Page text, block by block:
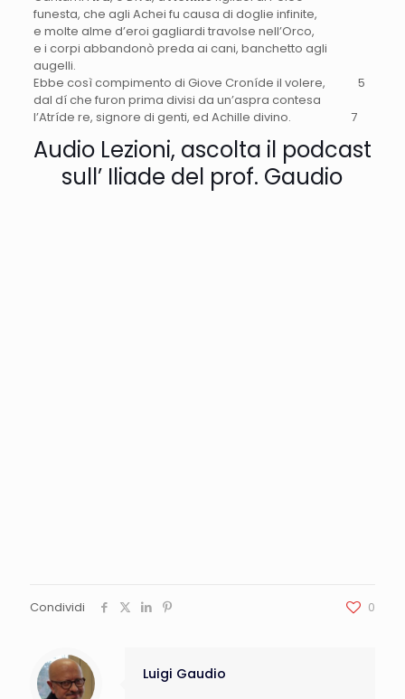
funesta, che agli Achei fu causa di doglie infinite,
e molte alme d’eroi gagliardi travolse nell’Orco,
e i corpi abbandonò preda ai cani, banchetto agli
augelli.
Ebbe così compimento di Giove Croníde il volere, 5
dal dí che furon prima divisi da un’aspra contesa
l’Atríde re, signore di genti, ed Achille divino. 7
Audio Lezioni, ascolta il podcast
sull’ Iliade del prof. Gaudio
Condividi 0
Luigi Gaudio